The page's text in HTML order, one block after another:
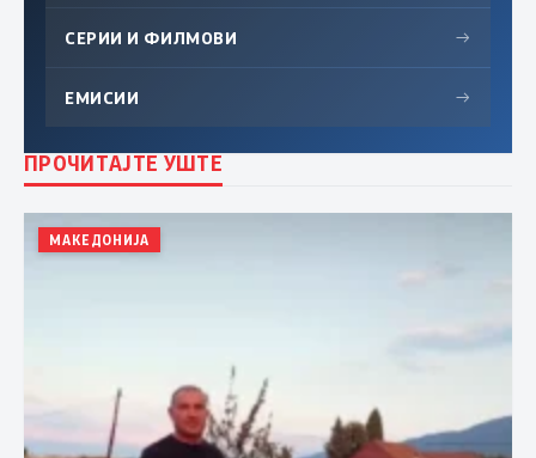
СЕРИИ И ФИЛМОВИ →
ЕМИСИИ →
ПРОЧИТАЈТЕ УШТЕ
МАКЕДОНИЈА